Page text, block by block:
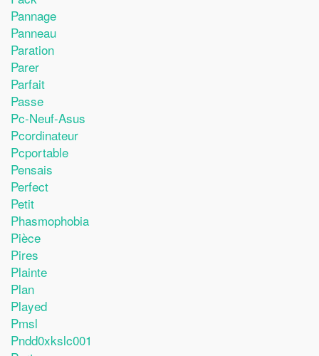
Pannage
Panneau
Paration
Parer
Parfait
Passe
Pc-Neuf-Asus
Pcordinateur
Pcportable
Pensais
Perfect
Petit
Phasmophobia
Pièce
Pires
Plainte
Plan
Played
Pmsl
Pndd0xkslc001